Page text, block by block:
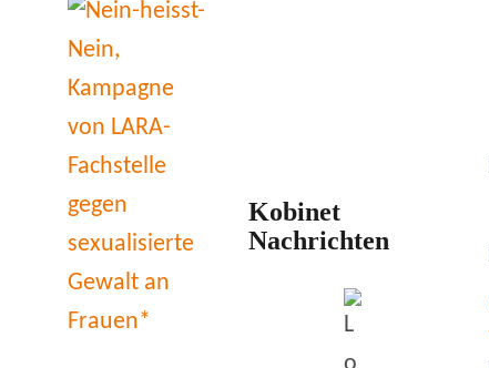
Kobinet
Nachrichten